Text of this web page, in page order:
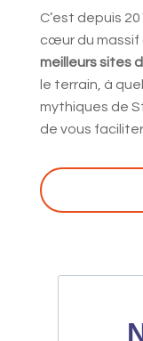
C’est depuis
cœur du massif
meilleurs sites
le terrain, à
mythiques de
de vous